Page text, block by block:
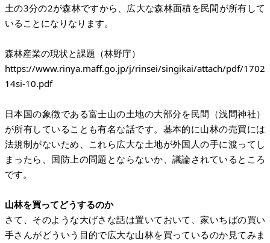
土の3分の2が森林ですから、広大な森林面積を民間が所有して
いることになりなります。
https://www.rinya.maff.go.jp/j/rinsei/singikai/attach/pdf/1702
14si-10.pdf
日本国の象徴である富士山の土地の大部分を民間（浅間神社）
が所有していることも有名な話です。基本的に山林の売買には
法規制がないため、これら広大な土地が外国人の手に渡ってし
まったら、国防上の問題とならないか、議論されているところ
です。
山林を買ってどうするのか
さて、そのような大げさな話は置いておいて、家いちばの買い
手さんがどういう目的で広大な山林を買っているのか見てみま